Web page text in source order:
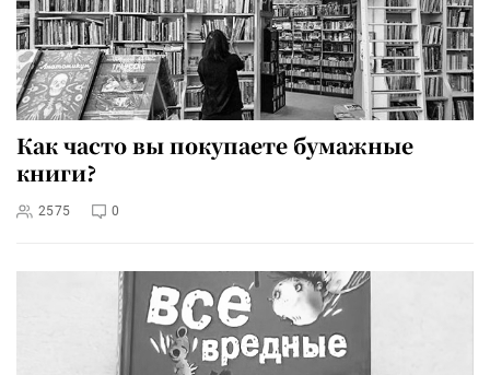
Как часто вы покупаете бумажные
книги?
2575 0